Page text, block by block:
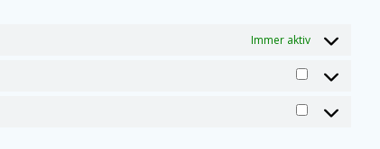
Immer aktiv
Präferenzen
Marketing